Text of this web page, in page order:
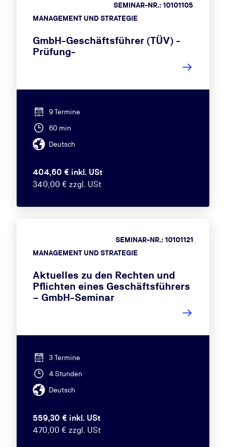
MANAGEMENT UND STRATEGIE
SEMINAR-NR.: 10101105
GmbH-Geschäftsführer (TÜV) -
Prüfung-
9 Termine
60 min
Deutsch
404,60 € inkl. USt
340,00 € zzgl. USt
MANAGEMENT UND STRATEGIE
SEMINAR-NR.: 10101121
Aktuelles zu den Rechten und
Pflichten eines Geschäftsführers
– GmbH-Seminar
3 Termine
4 Stunden
Deutsch
559,30 € inkl. USt
470,00 € zzgl. USt